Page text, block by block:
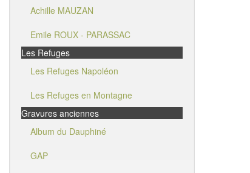
Achille MAUZAN
Emile ROUX - PARASSAC
Les Refuges
Les Refuges Napoléon
Les Refuges en Montagne
Gravures anciennes
Album du Dauphiné
GAP